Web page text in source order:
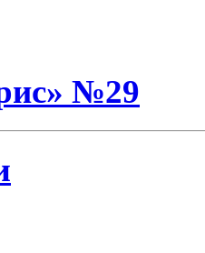
№29